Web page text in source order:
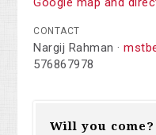
CONTACT
Nargij Rahman ·
576867978
Will you come?